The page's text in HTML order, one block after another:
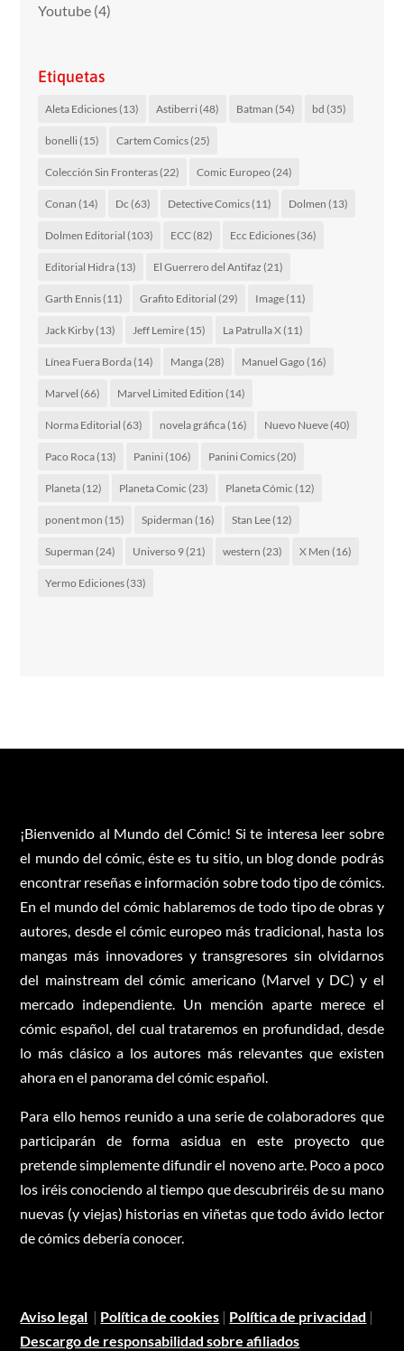
Youtube (4)
Etiquetas
Aleta Ediciones(13) Astiberri(48) Batman (54) bd (35)
bonelli(15) Cartem Comics(25)
Colección Sin Fronteras(22) Comic Europeo (24)
Conan (14) Dc (63) Detective Comics(11) Dolmen (13)
Dolmen Editorial (103) ECC(82) Ecc Ediciones(36)
Editorial Hidra(13) El Guerrero del Antifaz (21)
Garth Ennis(11) Grafito Editorial (29) Image(11)
Jack Kirby(13) Jeff Lemire(15) La Patrulla X(11)
Línea Fuera Borda(14) Manga(28) Manuel Gago (16)
Marvel (66) Marvel Limited Edition (14)
Norma Editorial (63) novela gráfica(16) Nuevo Nueve(40)
Paco Roca(13) Panini(106) Panini Comics(20)
Planeta(12) Planeta Comic (23) Planeta Cómic (12)
ponent mon (15) Spiderman (16) Stan Lee(12)
Superman (24) Universo 9(21) western (23) X Men (16)
Yermo Ediciones(33)
¡Bienvenido al Mundo del Cómic! Si te interesa leer sobre
el mundo del cómic, éste es tu sitio, un blog donde podrás
encontrar reseñas e información sobre todo tipo de cómics.
En el mundo del cómic hablaremos de todo tipo de obras y
autores, desde el cómic europeo más tradicional, hasta los
mangas más innovadores y transgresores sin olvidarnos
del mainstream del cómic americano (Marvel y DC) y el
mercado independiente. Un mención aparte merece el
cómic español, del cual trataremos en profundidad, desde
lo más clásico a los autores más relevantes que existen
ahora en el panorama del cómic español.
Para ello hemos reunido a una serie de colaboradores que
participarán de forma asidua en este proyecto que
pretende simplemente difundir el noveno arte. Poco a poco
los iréis conociendo al tiempo que descubriréis de su mano
nuevas (y viejas) historias en viñetas que todo ávido lector
de cómics debería conocer.
Aviso legal | Política de cookies | Política de privacidad |
Descargo de responsabilidad sobre afiliados